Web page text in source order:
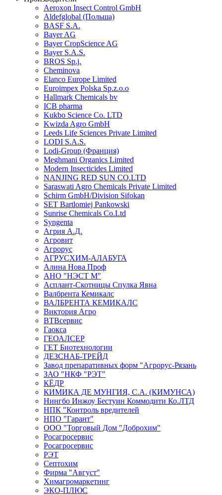
Aeroxon Insect Control GmbH
Aldefglobal (Польша)
BASF S.A.
Bayer AG
Bayer CropScience AG
Bayer S.A.S.
BROS Sp.j.
Cheminova
Elanco Europe Limited
Euroimpex Polska Sp.z.o.o
Hallmark Chemicals bv
ICB pharma
Kukbo Science Co. LTD
Kwizda Agro GmbH
Leeds Life Sciences Private Limited
LODI S.A.S.
Lodi-Group (Франция)
Meghmani Organics Limited
Modern Insecticides Limited
NANJING RED SUN CO.LTD
Saraswati Agro Chemicals Private Limited
Schirm GmbH/Division Sifokan
SET Bartlomiej Pankowski
Sunrise Chemicals Co.Ltd
Syngenta
Агрия А.Д.
Агровит
Агрорус
АГРУСХИМ-АЛАБУГА
Алина Нова Проф
АНО "НЭСТ М"
Асплант-Скотницы Спулка Явна
Валбрента Кемикалс
ВАЛБРЕНТА КЕМИКАЛС
Виктория Агро
ВТВсервис
Гаокса
ГЕОАЛСЕР
ГЕТ Биотехнологии
ДЕЗСНАБ-ТРЕЙД
Завод препаративных форм "Агрорус-Рязань
ЗАО "НКФ "РЭТ"
КЁДР
КИМИКА ДЕ МУНГИЯ, С.А. (КИМУНСА)
Нингбо Инжоу Бестуин Коммодити Ко.ЛТД
НПК "Контроль вредителей
НПО "Гарант"
ООО "Торговый Дом "Доброхим"
Росагросервис
Росагросервис
РЭТ
Септохим
Фирма "Август"
Химагромаркетинг
ЭКО-ПЛЮС